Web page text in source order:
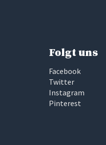
Folgt uns
Facebook
Twitter
Instagram
Pinterest